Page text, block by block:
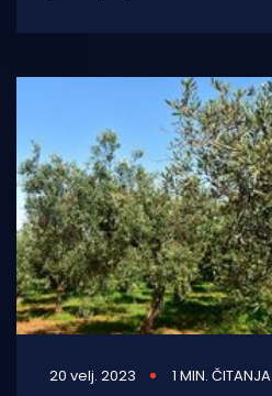
uroda? Odlične savjete
20 velj. 2023 1 MIN. ČITANJA